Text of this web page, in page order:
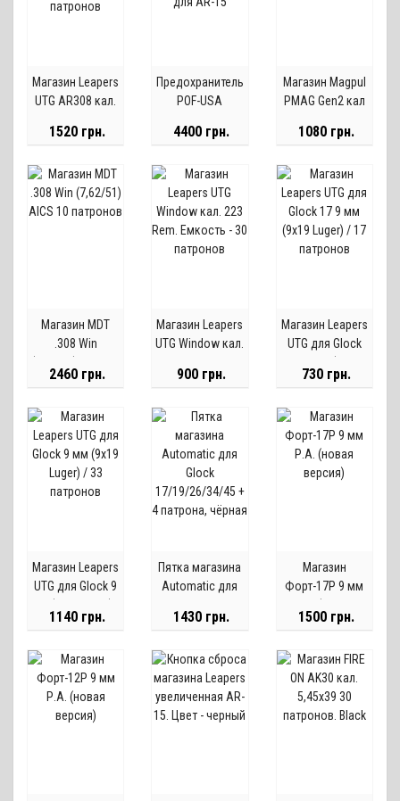
Магазин Leapers
UTG AR308 кал.
25 патронов
1520 грн.
Предохранитель
POF-USA
для AR-15
4400 грн.
Магазин Magpul
PMAG Gen2 кал
патронов
1080 грн.
Магазин MDT
.308 Win
патронов
2460 грн.
Магазин Leapers
UTG Window кал.
Емкость - 30
900 грн.
Магазин Leapers
UTG для Glock
Luger) / 17
730 грн.
Магазин Leapers
UTG для Glock 9
33 патронов
1140 грн.
Пятка магазина
Automatic для
17/19/26/34/45
чёрная
1430 грн.
Магазин
Форт-17Р 9 мм
версия)
1500 грн.